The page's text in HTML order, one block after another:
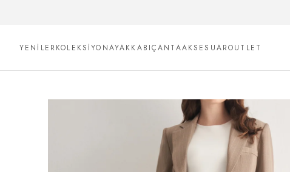
YENİLERKOLEKSİYONAYAKKABIÇANTAAKSESUAROUTLET